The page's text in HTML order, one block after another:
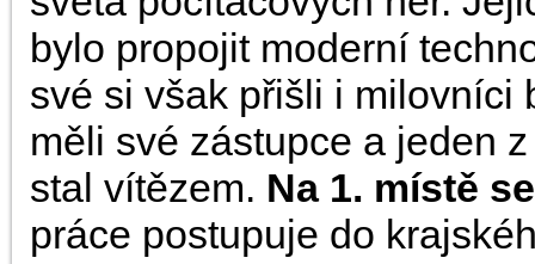
bylo propojit moderní
své si však přišli i milovníci
měli své zástupce a jeden
stal vítězem. Na 1. místě
práce postupuje do